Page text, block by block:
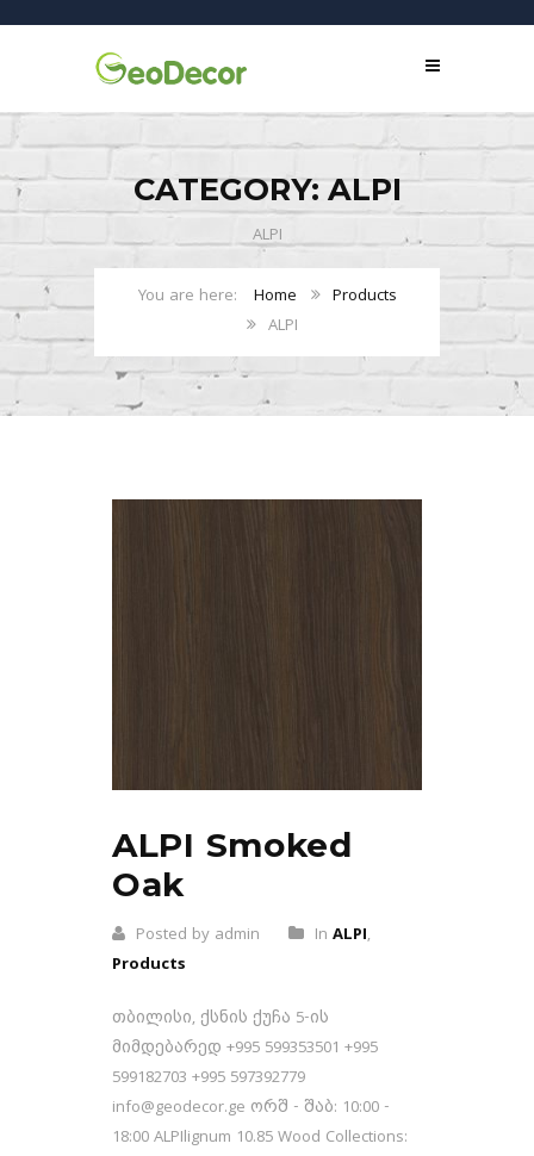
CATEGORY: ALPI
ALPI
Home
Products
ALPI
ALPI Smoked
Oak
Posted by admin In ALPI,
Products
თბილისი, ქსნის ქუჩა 5-ის
მიმდებარედ +995 599353501 +995
599182703 +995 597392779
info@geodecor.ge ორშ - შაბ: 10:00 -
18:00 ALPIlignum 10.85 Wood Collections: